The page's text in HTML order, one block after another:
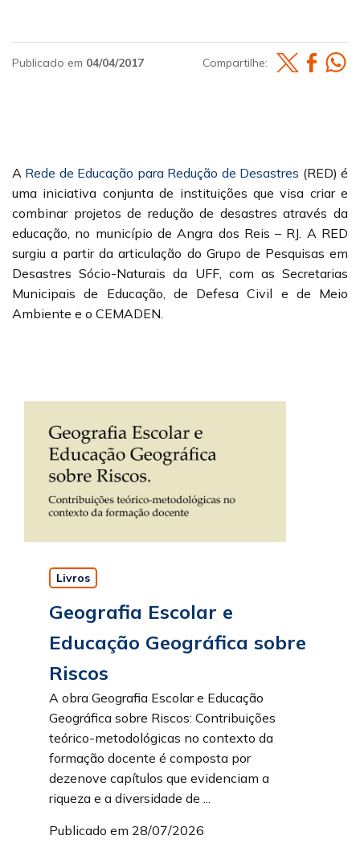
Publicado em 04/04/2017 Compartilhe:
A Rede de Educação para Redução de Desastres (RED) é
uma iniciativa conjunta de instituições que visa criar e
combinar projetos de redução de desastres através da
educação, no município de Angra dos Reis – RJ. A RED
surgiu a partir da articulação do Grupo de Pesquisas em
Desastres Sócio-Naturais da UFF, com as Secretarias
Municipais de Educação, de Defesa Civil e de Meio
Ambiente e o CEMADEN.
Livros
Geografia Escolar e
Educação Geográfica sobre
Riscos
A obra Geografia Escolar e Educação
Geográfica sobre Riscos: Contribuições
teórico-metodológicas no contexto da
formação docente é composta por
dezenove capítulos que evidenciam a
riqueza e a diversidade de ...
Publicado em 28/07/2026